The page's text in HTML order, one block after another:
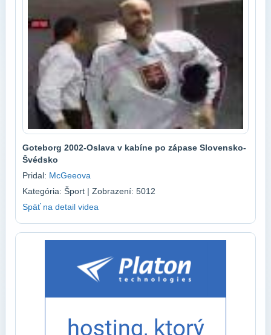
Goteborg 2002-Oslava v kabíne po zápase Slovensko-
Švédsko
Pridal: McGeeova
Kategória: Šport | Zobrazení: 5012
Späť na detail videa